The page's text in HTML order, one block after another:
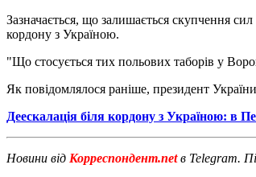
Зазначається, що залишається скупчення сил
кордону з Україною.
"Що стосується тих польових таборів у
Як повідомлялося раніше, президент
Деескалація біля кордону з Україною: в
Новини від Корреспондент.netв Telegram.